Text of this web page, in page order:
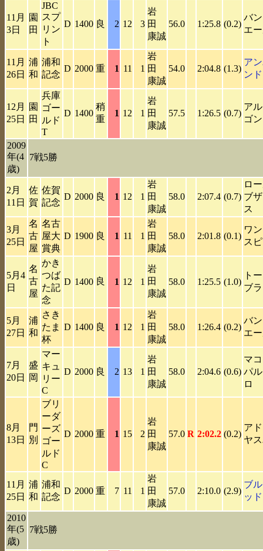
11月
3日
園
田
JBC
スプ
リン
ト
D 1400 良 2 12 3
岩
田
康誠
56.0 1:25.8 (0.2)
バ
エ
11月
26日
浦
和
浦和
記念
D 2000 重 1 11 1
岩
田
康誠
54.0 2:04.8 (1.3)
ア
ンド
12月
25日
園
田
兵庫
ゴー
ルド
T
D 1400
稍
重
1 12 1
岩
田
康誠
57.5 1:26.5 (0.7)
ア
ゴン
2009
年(4
歳)
7戦5勝
2月
11日
佐
賀
佐賀
記念
D 2000 良 1 12 1
岩
田
康誠
58.0 2:07.4 (0.7)
ロ
ブ
ス
3月
25日
名
古
屋
名古
屋大
賞典
D 1900 良 1 11 1
岩
田
康誠
58.0 2:01.8 (0.1)
ワ
ス
5月4
日
名
古
屋
かき
つば
た記
念
D 1400 良 1 12 1
岩
田
康誠
58.0 1:25.5 (1.0)
ト
ブ
5月
27日
浦
和
さき
たま
杯
D 1400 良 1 12 1
岩
田
康誠
58.0 1:26.4 (0.2)
バ
エ
7月
20日
盛
岡
マー
キュ
リー
C
D 2000 良 2 13 1
岩
田
康誠
58.0 2:04.6 (0.6)
マ
パ
ロ
8月
13日
門
別
ブリ
ーダ
ーズ
ゴー
ルド
C
D 2000 重 1 15 2
岩
田
康誠
57.0 R 2:02.2 (0.2)
ア
ヤ
11月
25日
浦
和
浦和
記念
D 2000 重 7 11 1
岩
田
康誠
57.0 2:10.0 (2.9)
ブ
ッド
2010
年(5
歳)
7戦5勝